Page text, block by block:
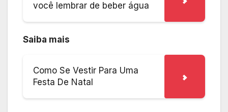
você lembrar de beber água
Saiba mais
Como Se Vestir Para Uma
Festa De Natal